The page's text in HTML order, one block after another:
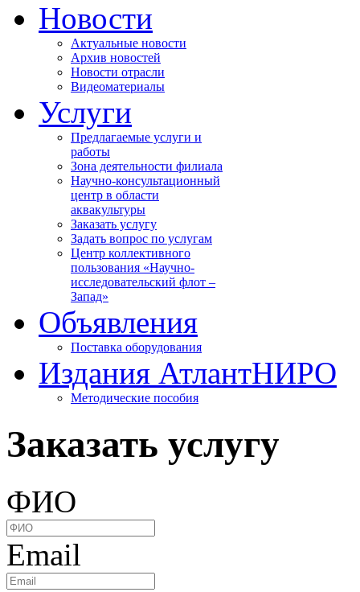
Новости
Актуальные новости
Архив новостей
Новости отрасли
Видеоматериалы
Услуги
Предлагаемые услуги и
работы
Зона деятельности филиала
Научно-консультационный
центр в области
аквакультуры
Заказать услугу
Задать вопрос по услугам
Центр коллективного
пользования «Научно-
исследовательский флот –
Запад»
Объявления
Поставка оборудования
Издания АтлантНИРО
Методические пособия
Заказать услугу
ФИО
Email